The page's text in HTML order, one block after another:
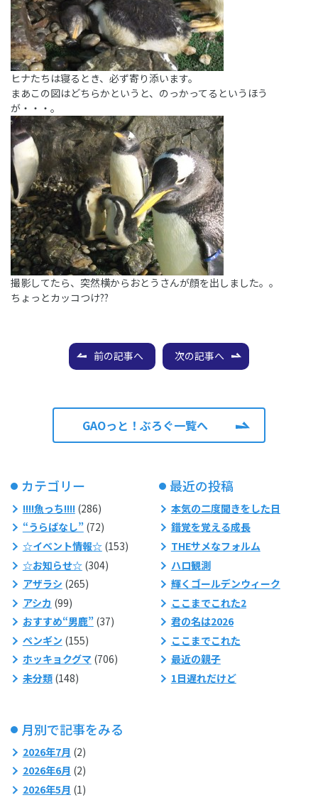
ヒナたちは寝るとき、必ず寄り添います。
まあこの図はどちらかというと、のっかってるというほう
が・・・。
撮影してたら、突然横からおとうさんが顔を出しました。。
ちょっとカッコつけ??
前の記事へ 次の記事へ
GAOっと！ぶろぐ一覧へ
カテゴリー
!!!!魚っち!!!!(286)
“うらばなし”(72)
☆イベント情報☆(153)
☆お知らせ☆(304)
アザラシ (265)
アシカ (99)
おすすめ“男鹿”(37)
ペンギン (155)
ホッキョクグマ (706)
未分類(148)
最近の投稿
本気の二度聞きをした日
錯覚を覚える成長
THEサメなフォルム
ハロ観測
輝くゴールデンウィーク
ここまでこれた2
君の名は2026
ここまでこれた
最近の親子
1日遅れだけど
月別で記事をみる
2026年7月 (2)
2026年6月 (2)
2026年5月 (1)